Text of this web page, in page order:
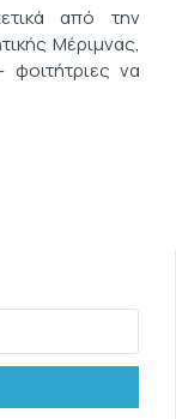
από την
Μέριμνας,
φοιτήτριες να